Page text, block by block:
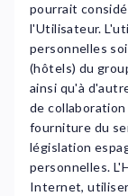
pourrait
l'Utilisateur.
personnelles
(hôtels) du
ainsi qu'à
de
fourniture du
législation
personnelles.
Internet,